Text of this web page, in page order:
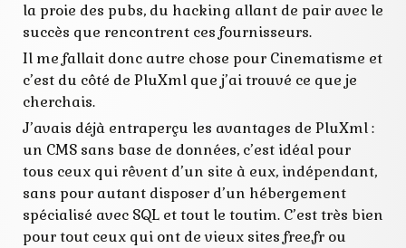
la proie des pubs, du hacking allant de pair avec le
succès que rencontrent ces fournisseurs.
Il me fallait donc autre chose pour Cinematisme et
c’est du côté de PluXml que j’ai trouvé ce que je
cherchais.
J’avais déjà entraperçu les avantages de PluXml :
un CMS sans base de données, c’est idéal pour
tous ceux qui rêvent d’un site à eux, indépendant,
sans pour autant disposer d’un hébergement
spécialisé avec SQL et tout le toutim. C’est très bien
pour tout ceux qui ont de vieux sites free.fr ou